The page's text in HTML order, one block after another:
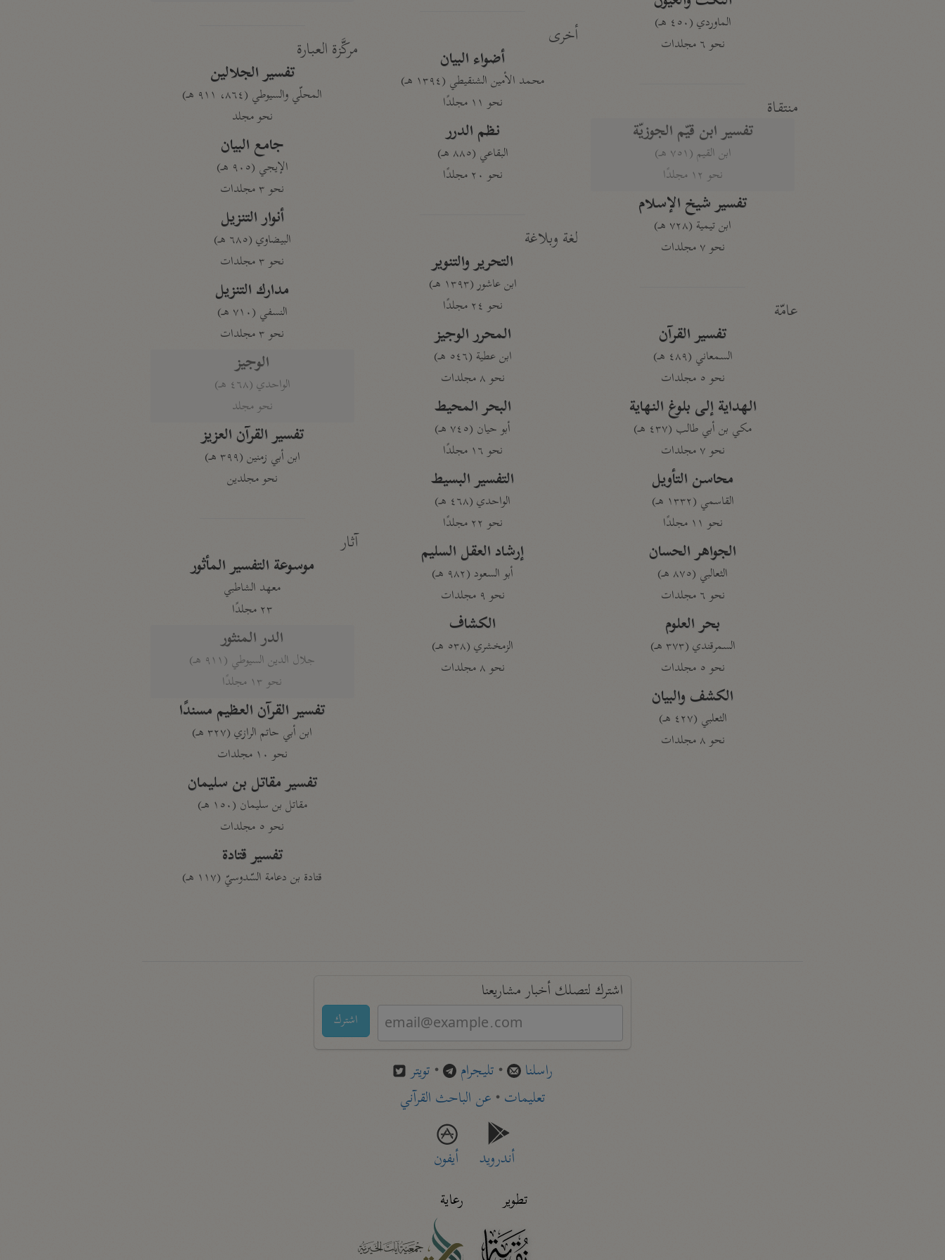
الماوردي (٤٥٠ هـ)
نحو ٦ مجلدات
منتقاة
تفسير ابن قيّم الجوزيّة
ابن القيم (٧٥١ هـ)
نحو ١٢ مجلدًا
تفسير شيخ الإسلام
ابن تيمية (٧٢٨ هـ)
نحو ٧ مجلدات
عامّة
تفسير القرآن
السمعاني (٤٨٩ هـ)
نحو ٥ مجلدات
الهداية إلى بلوغ النهاية
مكي بن أبي طالب (٤٣٧ هـ)
نحو ٧ مجلدات
محاسن التأويل
القاسمي (١٣٣٢ هـ)
نحو ١١ مجلدًا
الجواهر الحسان
الثعالبي (٨٧٥ هـ)
نحو ٦ مجلدات
بحر العلوم
السمرقندي (٣٧٣ هـ)
نحو ٥ مجلدات
الكشف والبيان
الثعلبي (٤٢٧ هـ)
نحو ٨ مجلدات
أخرى
أضواء البيان
محمد الأمين الشنقيطي (١٣٩٤ هـ)
نحو ١١ مجلدًا
نظم الدرر
البقاعي (٨٨٥ هـ)
نحو ٢٠ مجلدًا
لغة وبلاغة
التحرير والتنوير
ابن عاشور (١٣٩٣ هـ)
نحو ٢٤ مجلدًا
المحرر الوجيز
ابن عطية (٥٤٦ هـ)
نحو ٨ مجلدات
البحر المحيط
أبو حيان (٧٤٥ هـ)
نحو ١٦ مجلدًا
التفسير البسيط
الواحدي (٤٦٨ هـ)
نحو ٢٢ مجلدًا
إرشاد العقل السليم
أبو السعود (٩٨٢ هـ)
نحو ٩ مجلدات
الكشاف
الزمخشري (٥٣٨ هـ)
نحو ٨ مجلدات
مركَّزة العبارة
تفسير الجلالين
المحلّي والسيوطي (٨٦٤، ٩١١ هـ)
نحو مجلد
جامع البيان
الإيجي (٩٠٥ هـ)
نحو ٣ مجلدات
أنوار التنزيل
البيضاوي (٦٨٥ هـ)
نحو ٣ مجلدات
مدارك التنزيل
النسفي (٧١٠ هـ)
نحو ٣ مجلدات
الوجيز
الواحدي (٤٦٨ هـ)
نحو مجلد
تفسير القرآن العزيز
ابن أبي زمنين (٣٩٩ هـ)
نحو مجلدين
آثار
موسوعة التفسير المأثور
معهد الشاطبي
٢٣ مجلدًا
الدر المنثور
جلال الدين السيوطي (٩١١ هـ)
نحو ١٣ مجلدًا
تفسير القرآن العظيم مسندًا
ابن أبي حاتم الرازي (٣٢٧ هـ)
نحو ١٠ مجلدات
تفسير مقاتل بن سليمان
مقاتل بن سليمان (١٥٠ هـ)
نحو ٥ مجلدات
تفسير قتادة
قتادة بن دعامة السّدوسيّ (١١٧ هـ)
اشترك لتصلك أخبار مشاريعنا
اشترك
راسلنا • تليجرام • تويتر
تعليمات• عن الباحث القرآني
أندرويد
أيفون
تطوير
رعاية